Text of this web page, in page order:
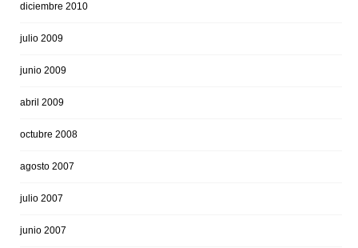
diciembre 2010
julio 2009
junio 2009
abril 2009
octubre 2008
agosto 2007
julio 2007
junio 2007